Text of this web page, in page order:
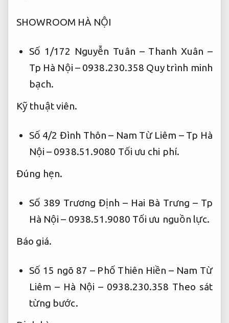
SHOWROOM HÀ NỘI
Số 1/172 Nguyễn Tuân – Thanh Xuân –
Tp Hà Nội – 0938.230.358 Quy trình minh
bạch.
Kỹ thuật viên.
Số 4/2 Đình Thôn – Nam Từ Liêm – Tp Hà
Nội – 0938.51.9080 Tối ưu chi phí.
Đúng hẹn.
Số 389 Trương Định – Hai Bà Trưng – Tp
Hà Nội – 0938.51.9080 Tối ưu nguồn lực.
Báo giá.
Số 15 ngõ 87 – Phố Thiên Hiền – Nam Từ
Liêm – Hà Nội – 0938.230.358 Theo sát
từng bước.